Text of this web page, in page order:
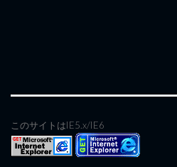
このサイトはIE5.x/IE6